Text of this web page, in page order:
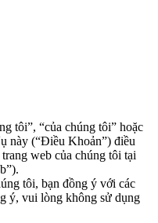
tôi”, “của chúng tôi” hoặc
này (“Điều Khoản”) điều
web của chúng tôi tại
tôi, bạn đồng ý với các
ý, vui lòng không sử dụng